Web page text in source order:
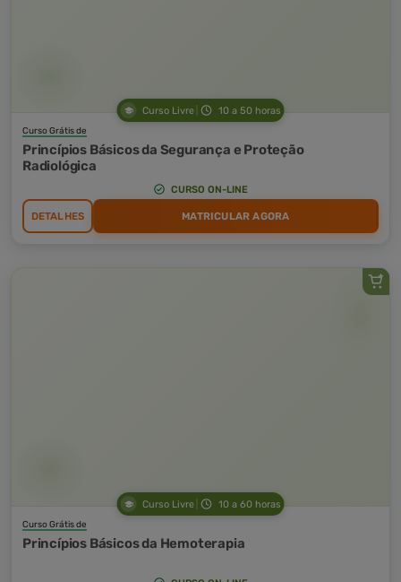
Curso Livre 10 a 50 horas
Curso Grátis de
Princípios Básicos da Segurança e Proteção
Radiológica
CURSO ON-LINE
DETALHES MATRICULAR AGORA
Curso Livre 10 a 60 horas
Curso Grátis de
Princípios Básicos da Hemoterapia